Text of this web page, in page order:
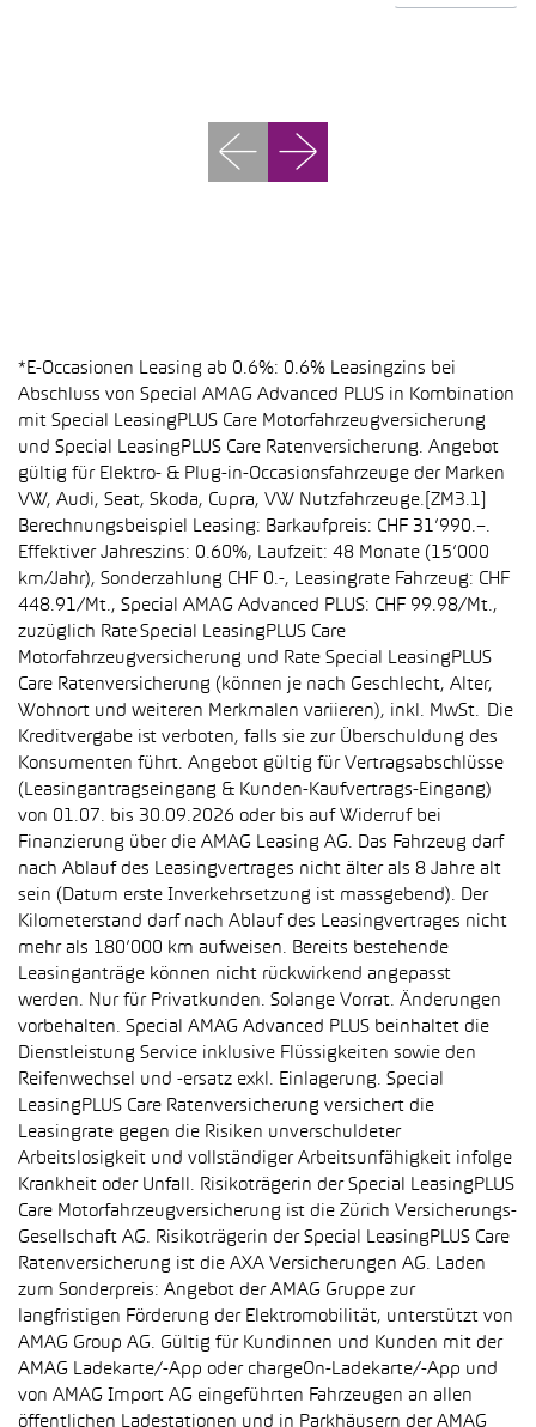
*E-Occasionen Leasing ab 0.6%: 0.6% Leasingzins bei
Abschluss von Special AMAG Advanced PLUS in Kombination
mit Special LeasingPLUS Care Motorfahrzeugversicherung
und Special LeasingPLUS Care Ratenversicherung. Angebot
gültig für Elektro- & Plug-in-Occasionsfahrzeuge der Marken
VW, Audi, Seat, Skoda, Cupra, VW Nutzfahrzeuge.[ZM3.1]
Berechnungsbeispiel Leasing: Barkaufpreis: CHF 31’990.–.
Effektiver Jahreszins: 0.60%, Laufzeit: 48 Monate (15’000
km/Jahr), Sonderzahlung CHF 0.-, Leasingrate Fahrzeug: CHF
448.91/Mt., Special AMAG Advanced PLUS: CHF 99.98/Mt.,
zuzüglich Rate Special LeasingPLUS Care
Motorfahrzeugversicherung und Rate Special LeasingPLUS
Care Ratenversicherung (können je nach Geschlecht, Alter,
Wohnort und weiteren Merkmalen variieren), inkl. MwSt. Die
Kreditvergabe ist verboten, falls sie zur Überschuldung des
Konsumenten führt. Angebot gültig für Vertragsabschlüsse
(Leasingantragseingang & Kunden-Kaufvertrags-Eingang)
von 01.07. bis 30.09.2026 oder bis auf Widerruf bei
Finanzierung über die AMAG Leasing AG. Das Fahrzeug darf
nach Ablauf des Leasingvertrages nicht älter als 8 Jahre alt
sein (Datum erste Inverkehrsetzung ist massgebend). Der
Kilometerstand darf nach Ablauf des Leasingvertrages nicht
mehr als 180’000 km aufweisen. Bereits bestehende
Leasinganträge können nicht rückwirkend angepasst
werden. Nur für Privatkunden. Solange Vorrat. Änderungen
vorbehalten. Special AMAG Advanced PLUS beinhaltet die
Dienstleistung Service inklusive Flüssigkeiten sowie den
Reifenwechsel und -ersatz exkl. Einlagerung. Special
LeasingPLUS Care Ratenversicherung versichert die
Leasingrate gegen die Risiken unverschuldeter
Arbeitslosigkeit und vollständiger Arbeitsunfähigkeit infolge
Krankheit oder Unfall. Risikoträgerin der Special LeasingPLUS
Care Motorfahrzeugversicherung ist die Zürich Versicherungs-
Gesellschaft AG. Risikoträgerin der Special LeasingPLUS Care
Ratenversicherung ist die AXA Versicherungen AG. Laden
zum Sonderpreis: Angebot der AMAG Gruppe zur
langfristigen Förderung der Elektromobilität, unterstützt von
AMAG Group AG. Gültig für Kundinnen und Kunden mit der
AMAG Ladekarte/-App oder chargeOn-Ladekarte/-App und
von AMAG Import AG eingeführten Fahrzeugen an allen
öffentlichen Ladestationen und in Parkhäusern der AMAG